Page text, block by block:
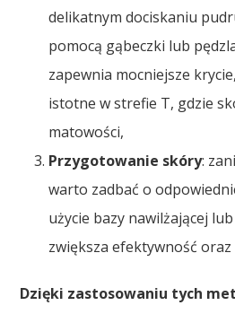
delikatnym dociskaniu
pomocą gąbeczki lub
zapewnia mocniejsze
istotne w strefie T, gdzie
matowości,
Przygotowanie skóry:
warto zadbać o
użycie bazy nawilżającej
zwiększa efektywność oraz
Dzięki zastosowaniu tych